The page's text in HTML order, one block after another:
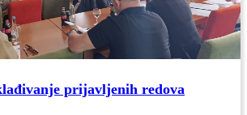
prijavljenih redova